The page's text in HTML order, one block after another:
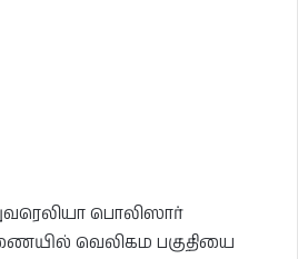
பொலிஸார்
வெலிகம பகுதியை